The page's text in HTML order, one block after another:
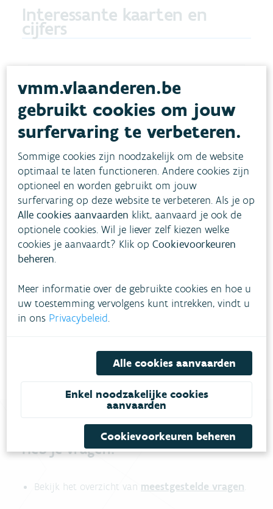
Interessante kaarten en
cijfers
Statustool
assetmanagement
Stap voor stap wordt de toestand van de
dashboard toont de actuele toestand voor de
uitvoering van het stappenplan
assetmanagement.
RIOLERING EN WATERZUIVERING
Lees meer
Heb je vragen?
Bekijk het overzicht van meestgestelde vragen.
vmm.vlaanderen.be
gebruikt cookies om jouw
surfervaring te verbeteren.
Sommige cookies zijn noodzakelijk om de website
optimaal te laten functioneren. Andere cookies zijn
optioneel en worden gebruikt om jouw
surfervaring op deze website te verbeteren. Als je op
Alle cookies aanvaarden klikt, aanvaard je ook de
optionele cookies. Wil je liever zelf kiezen welke
cookies je aanvaardt? Klik opCookievoorkeuren
beheren.
Meer informatie over de gebruikte cookies en hoe u
uw toestemming vervolgens kunt intrekken, vindt u
in ons Privacybeleid.
Alle cookies aanvaarden
Enkel noodzakelijke cookies
aanvaarden
Cookievoorkeuren beheren